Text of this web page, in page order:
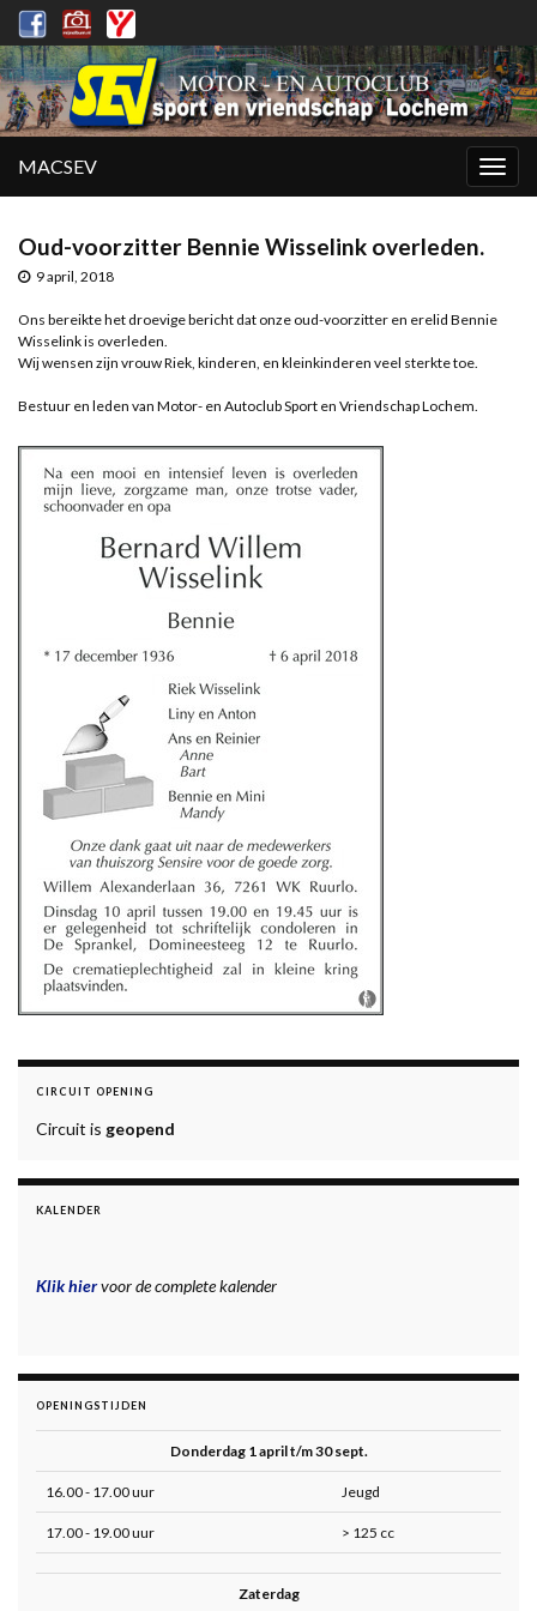
MACSEV
Oud-voorzitter Bennie Wisselink overleden.
9 april, 2018
Ons bereikte het droevige bericht dat onze oud-voorzitter en erelid Bennie
Wisselink is overleden.
Wij wensen zijn vrouw Riek, kinderen, en kleinkinderen veel sterkte toe.
Bestuur en leden van Motor- en Autoclub Sport en Vriendschap Lochem.
CIRCUIT OPENING
Circuit is geopend
KALENDER
Klik hiervoor de complete kalender
OPENINGSTIJDEN
Donderdag 1 april t/m 30 sept.
16.00 - 17.00 uur Jeugd
17.00 - 19.00 uur > 125 cc
Zaterdag